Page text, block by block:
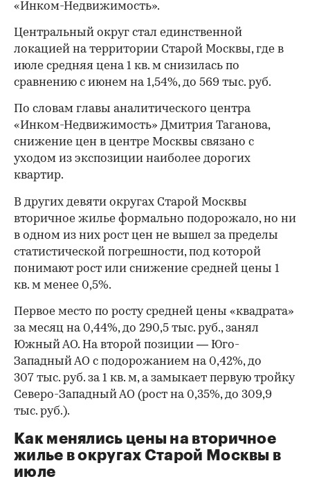
«Инком-Недвижимость».
Центральный округ стал единственной
локацией на территории Старой Москвы, где в
июле средняя цена 1 кв. м снизилась по
сравнению с июнем на 1,54%, до 569 тыс. руб.
По словам главы аналитического центра
«Инком-Недвижимость» Дмитрия Таганова,
снижение цен в центре Москвы связано с
уходом из экспозиции наиболее дорогих
квартир.
00:00 00:00
В других девяти округах Старой Москвы
вторичное жилье формально подорожало, но ни
в одном из них рост цен не вышел за пределы
статистической погрешности, под которой
понимают рост или снижение средней цены 1
кв. м менее 0,5%.
Первое место по росту средней цены «квадрата»
за месяц на 0,44%, до 290,5 тыс. руб., занял
Южный АО. На второй позиции — Юго-
Западный АО с подорожанием на 0,42%, до
307 тыс. руб. за 1 кв. м, а замыкает первую тройку
Северо-Западный АО (рост на 0,35%, до 309,9
тыс. руб.).
Как менялись цены на вторичное
жилье в округах Старой Москвы в
июле